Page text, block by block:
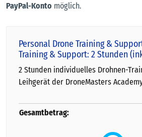
PayPal-Konto möglich.
Personal Drone Training &
Training & Support: 2 Stunden
2 Stunden individuelles Drohnen-
Leihgerät der DroneMasters
Gesamtbetrag: